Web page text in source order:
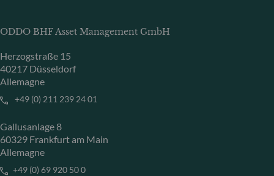
ODDO BHF Asset Management GmbH
Herzogstraße 15
40217 Düsseldorf
Allemagne
+49 (0) 211 239 24 01
Gallusanlage 8
60329 Frankfurt am Main
Allemagne
+49 (0) 69 920 50 0